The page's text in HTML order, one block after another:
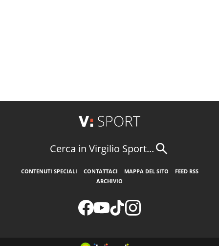
Cerca in Virgilio Sport...
CONTENUTI SPECIALI CONTATTACI MAPPA DEL SITO
FEED RSS
ARCHIVIO